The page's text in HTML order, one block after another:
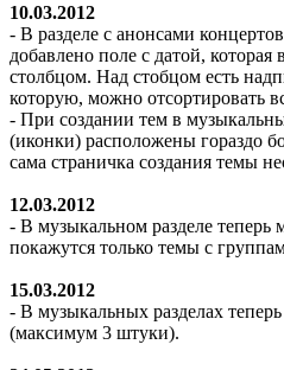
10.03.2012
- В разделе с анонсами концертов
добавлено поле с датой,
столбцом. Над стобцом есть
которую, можно отсортировать
- При создании тем в
(иконки) расположены гораздо
сама страничка создания темы
12.03.2012
- В музыкальном разделе
покажутся только темы с
15.03.2012
- В музыкальных разделах
(максимум 3 штуки).